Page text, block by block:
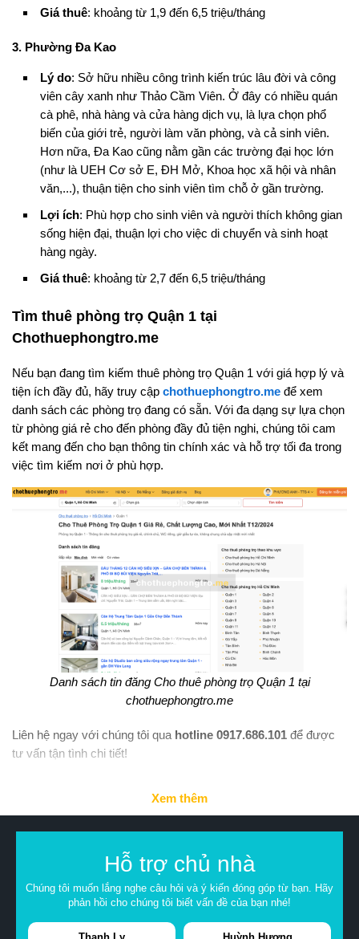
Giá thuê: khoảng từ 1,9 đến 6,5 triệu/tháng
3. Phường Đa Kao
Lý do: Sở hữu nhiều công trình kiến trúc lâu đời và công
viên cây xanh như Thảo Cầm Viên. Ở đây có nhiều quán
cà phê, nhà hàng và cửa hàng dịch vụ, là lựa chọn phổ
biến của giới trẻ, người làm văn phòng, và cả sinh viên.
Hơn nữa, Đa Kao cũng nằm gần các trường đại học lớn
(như là UEH Cơ sở E, ĐH Mở, Khoa học xã hội và nhân
văn,...), thuận tiện cho sinh viên tìm chỗ ở gần trường.
Lợi ích: Phù hợp cho sinh viên và người thích không gian
sống hiện đại, thuận lợi cho việc di chuyển và sinh hoạt
hàng ngày.
Giá thuê: khoảng từ 2,7 đến 6,5 triệu/tháng
Tìm thuê phòng trọ Quận 1 tại
Chothuephongtro.me
Nếu bạn đang tìm kiếm thuê phòng trọ Quận 1 với giá hợp lý và
tiện ích đầy đủ, hãy truy cập chothuephongtro.me để xem
danh sách các phòng trọ đang có sẵn. Với đa dạng sự lựa chọn
từ phòng giá rẻ cho đến phòng đầy đủ tiện nghi, chúng tôi cam
kết mang đến cho bạn thông tin chính xác và hỗ trợ tối đa trong
việc tìm kiếm nơi ở phù hợp.
Danh sách tin đăng Cho thuê phòng trọ Quận 1 tại
chothuephongtro.me
Liên hệ ngay với chúng tôi qua hotline 0917.686.101 để được
tư vấn tận tình chi tiết!
Xem thêm
Hỗ trợ chủ nhà
Chúng tôi muốn lắng nghe câu hỏi và ý kiến đóng góp từ bạn. Hãy
phản hồi cho chúng tôi biết vấn đề của bạn nhé!